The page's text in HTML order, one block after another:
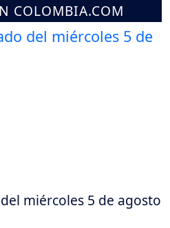
COLOMBIA.COM
miércoles 5 de agosto